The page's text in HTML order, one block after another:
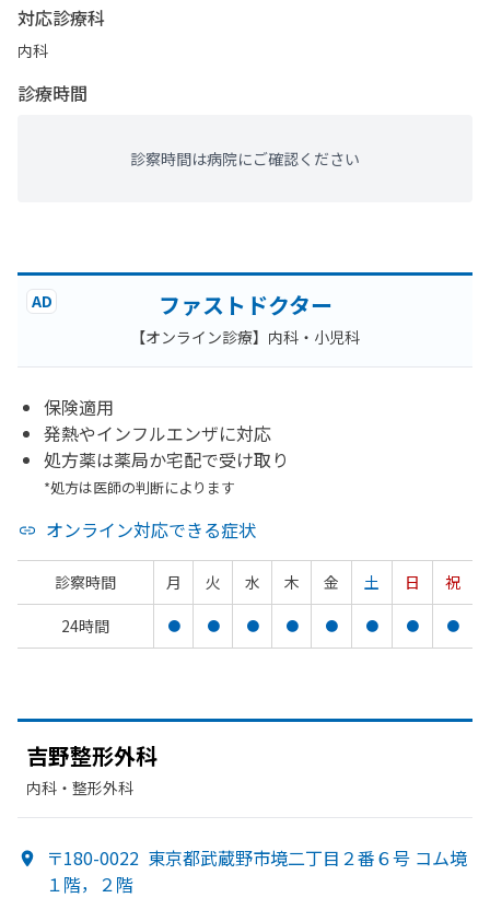
対応診療科
内科
診療時間
診察時間は病院にご確認ください
AD ファストドクター
【オンライン診療】内科・小児科
保険適用
発熱やインフルエンザに対応
処方薬は薬局か宅配で受け取り
*処方は医師の判断によります
オンライン対応できる症状
診察時間 月 火 水 木 金 土 日
祝
24時間
● ● ● ● ● ● ● ●
吉野整形外科
内科・​整形外科
〒180-0022 東京都武蔵野市境二丁目２番６号 コム境
１階，２階